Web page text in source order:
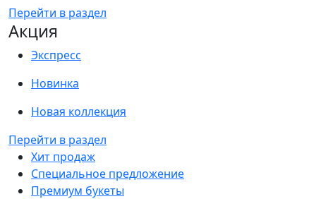
Перейти в раздел
Акция
Экспресс
Новинка
Новая коллекция
Перейти в раздел
Хит продаж
Специальное предложение
Премиум букеты